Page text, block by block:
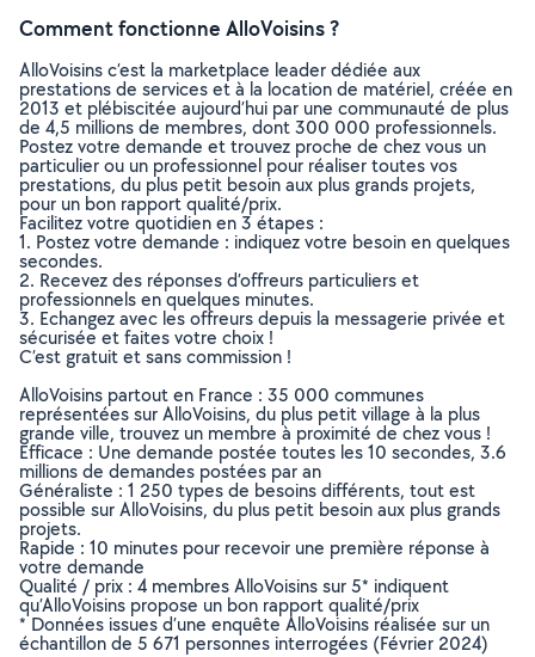
Comment fonctionne AlloVoisins ?
AlloVoisins c’est la marketplace leader dédiée aux
prestations de services et à la location de matériel, créée en
2013 et plébiscitée aujourd’hui par une communauté de plus
de 4,5 millions de membres, dont 300 000 professionnels.
Postez votre demande et trouvez proche de chez vous un
particulier ou un professionnel pour réaliser toutes vos
prestations, du plus petit besoin aux plus grands projets,
pour un bon rapport qualité/prix.
Facilitez votre quotidien en 3 étapes :
1. Postez votre demande : indiquez votre besoin en quelques
secondes.
2. Recevez des réponses d’offreurs particuliers et
professionnels en quelques minutes.
3. Echangez avec les offreurs depuis la messagerie privée et
sécurisée et faites votre choix !
C’est gratuit et sans commission !
AlloVoisins partout en France : 35 000 communes
représentées sur AlloVoisins, du plus petit village à la plus
grande ville, trouvez un membre à proximité de chez vous !
Efficace : Une demande postée toutes les 10 secondes, 3.6
millions de demandes postées par an
Généraliste : 1 250 types de besoins différents, tout est
possible sur AlloVoisins, du plus petit besoin aux plus grands
projets.
Rapide : 10 minutes pour recevoir une première réponse à
votre demande
Qualité / prix : 4 membres AlloVoisins sur 5* indiquent
qu’AlloVoisins propose un bon rapport qualité/prix
* Données issues d’une enquête AlloVoisins réalisée sur un
échantillon de 5 671 personnes interrogées (Février 2024)